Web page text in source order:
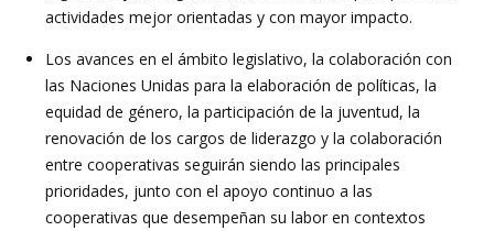
actividades mejor orientadas y con mayor impacto.
Los avances en el ámbito legislativo, la colaboración con
las Naciones Unidas para la elaboración de políticas, la
equidad de género, la participación de la juventud, la
renovación de los cargos de liderazgo y la colaboración
entre cooperativas seguirán siendo las principales
prioridades, junto con el apoyo continuo a las
cooperativas que desempeñan su labor en contextos